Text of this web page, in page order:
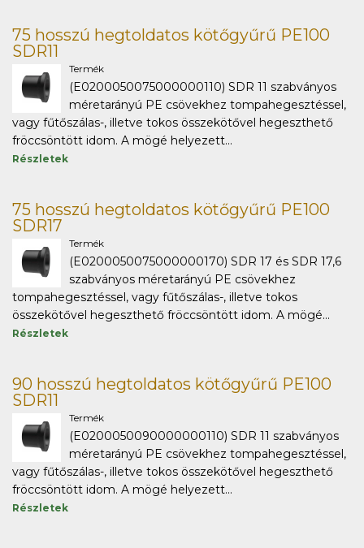
75 hosszú hegtoldatos kötőgyűrű PE100
SDR11
Termék
(E0200050075000000110) SDR 11 szabványos
méretarányú PE csövekhez tompahegesztéssel,
vagy fűtőszálas-, illetve tokos összekötővel hegeszthető
fröccsöntött idom. A mögé helyezett...
Részletek
75 hosszú hegtoldatos kötőgyűrű PE100
SDR17
Termék
(E0200050075000000170) SDR 17 és SDR 17,6
szabványos méretarányú PE csövekhez
tompahegesztéssel, vagy fűtőszálas-, illetve tokos
összekötővel hegeszthető fröccsöntött idom. A mögé...
Részletek
90 hosszú hegtoldatos kötőgyűrű PE100
SDR11
Termék
(E0200050090000000110) SDR 11 szabványos
méretarányú PE csövekhez tompahegesztéssel,
vagy fűtőszálas-, illetve tokos összekötővel hegeszthető
fröccsöntött idom. A mögé helyezett...
Részletek